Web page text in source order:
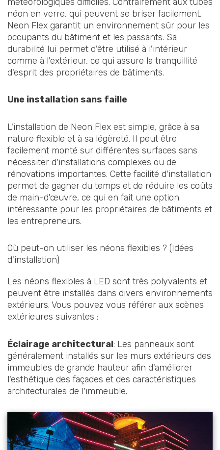
néon en verre, qui peuvent se briser facilement,
Neon Flex garantit un environnement sûr pour les
occupants du bâtiment et les passants. Sa
durabilité lui permet d'être utilisé à l'intérieur
comme à l'extérieur, ce qui assure la tranquillité
d'esprit des propriétaires de bâtiments.
Une installation sans faille
L'installation de Neon Flex est simple, grâce à sa
nature flexible et à sa légèreté. Il peut être
facilement monté sur différentes surfaces sans
nécessiter d'installations complexes ou de
rénovations importantes. Cette facilité d'installation
permet de gagner du temps et de réduire les coûts
de main-d'œuvre, ce qui en fait une option
intéressante pour les propriétaires de bâtiments et
les entrepreneurs.
Où peut-on utiliser les néons flexibles ? (Idées
d'installation)
Les néons flexibles à LED sont très polyvalents et
peuvent être installés dans divers environnements
extérieurs. Vous pouvez vous référer aux scènes
extérieures suivantes :
Éclairage architectural: Les panneaux sont
généralement installés sur les murs extérieurs des
immeubles de grande hauteur afin d'améliorer
l'esthétique des façades et des caractéristiques
architecturales de l'immeuble.